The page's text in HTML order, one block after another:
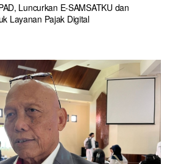
Luncurkan E-SAMSATKU dan
Layanan Pajak Digital